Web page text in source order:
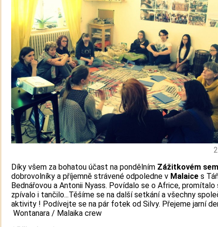
Díky všem za bohatou účast na pondělním Zážitkovém
dobrovolníky a příjemně strávené odpoledne v Malaice s
Bednářovou a Antonii Nyass. Povídalo se o Africe, promítalo
zpívalo i tančilo...Těšíme se na další setkání a všechny
aktivity ! Podívejte se na pár fotek od Silvy. Přejeme jarní
Wontanara / Malaika crew